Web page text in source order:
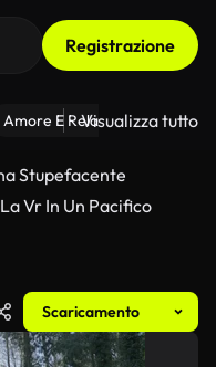
Registrazione
Amore E Relazioni Il
Visualizza tutto
Stupefacente
Vr In Un Pacifico
Scaricamento